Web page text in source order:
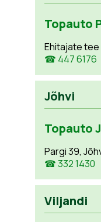
Topauto
Ehitajate tee
☎ 447 6176
Jõhvi
Topauto
Pargi 39,
☎ 332 1430
Viljandi